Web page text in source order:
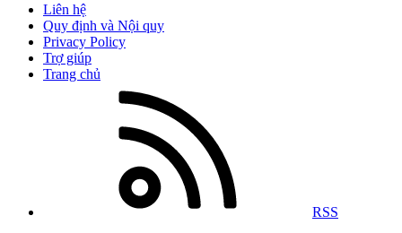
Liên hệ
Quy định và Nội quy
Privacy Policy
Trợ giúp
Trang chủ
RSS